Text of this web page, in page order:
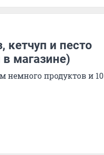
кетчуп и песто
магазине)
немного продуктов и 10